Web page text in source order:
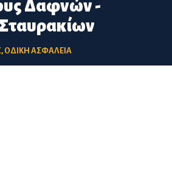
Δαφνών -
, ΟΔΙΚΗ ΑΣΦΑΛΕΙΑ